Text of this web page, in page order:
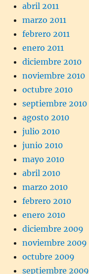
abril 2011
marzo 2011
febrero 2011
enero 2011
diciembre 2010
noviembre 2010
octubre 2010
septiembre 2010
agosto 2010
julio 2010
junio 2010
mayo 2010
abril 2010
marzo 2010
febrero 2010
enero 2010
diciembre 2009
noviembre 2009
octubre 2009
septiembre 2009